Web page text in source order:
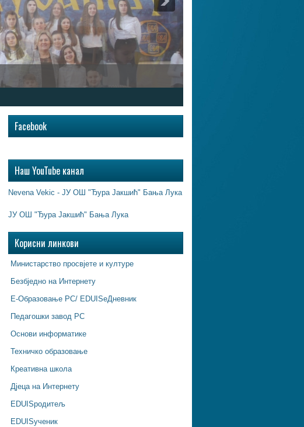
Facebook
Наш YouTube канал
Nevena Vekic - ЈУ ОШ "Ђура Јакшић" Бања Лука
ЈУ ОШ "Ђура Јакшић" Бања Лука
Корисни линкови
Министарство просвјете и културе
Безбједно на Интернету
Е-Образовање РС/ EDUISeДневник
Педагошки завод РС
Основи информатике
Техничко образовање
Креативна школа
Дјеца на Интернету
EDUISродитељ
EDUISученик